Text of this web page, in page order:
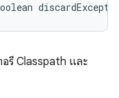
รี Classpath และ